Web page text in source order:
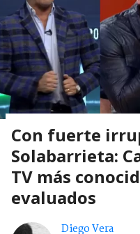
Con fuerte
Solabarrieta:
TV más
evaluados
Diego Vera